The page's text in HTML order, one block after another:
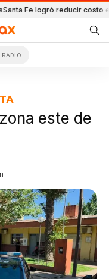
logró reducir costo
RADIO
este de